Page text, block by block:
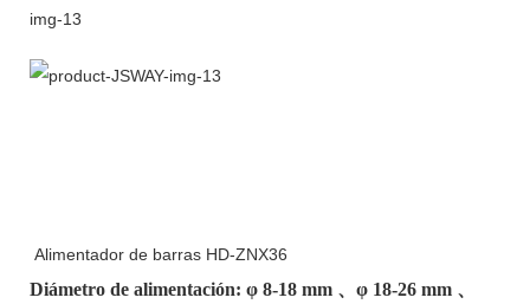
Alimentador de barras HD-ZNX36
Diámetro de alimentación: φ 8-18 mm 、φ 18-26 mm 、